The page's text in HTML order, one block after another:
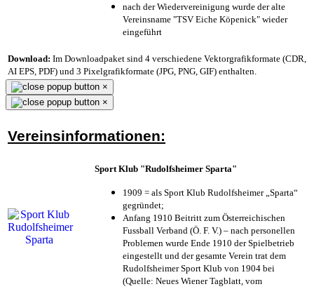
nach der Wiedervereinigung wurde der alte
Vereinsname "TSV Eiche Köpenick" wieder
eingeführt
Download: Im Downloadpaket sind 4 verschiedene Vektorgrafikformate (CDR,
AI EPS, PDF) und 3 Pixelgrafikformate (JPG, PNG, GIF) enthalten.
×
×
Vereinsinformationen:
Sport Klub "Rudolfsheimer Sparta"
1909 = als Sport Klub Rudolfsheimer „Sparta“
gegründet;
Anfang 1910 Beitritt zum Österreichischen
Fussball Verband (Ö. F. V.) – nach personellen
Problemen wurde Ende 1910 der Spielbetrieb
eingestellt und der gesamte Verein trat dem
Rudolfsheimer Sport Klub von 1904 bei
(Quelle: Neues Wiener Tagblatt, vom